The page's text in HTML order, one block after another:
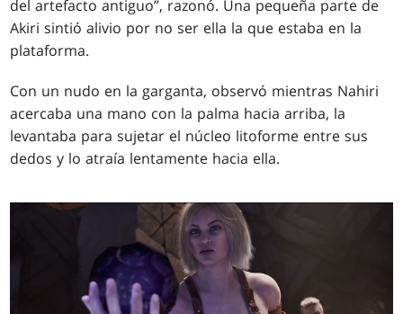
del artefacto antiguo”, razonó. Una pequeña parte de
Akiri sintió alivio por no ser ella la que estaba en la
plataforma.
Con un nudo en la garganta, observó mientras Nahiri
acercaba una mano con la palma hacia arriba, la
levantaba para sujetar el núcleo litoforme entre sus
dedos y lo atraía lentamente hacia ella.